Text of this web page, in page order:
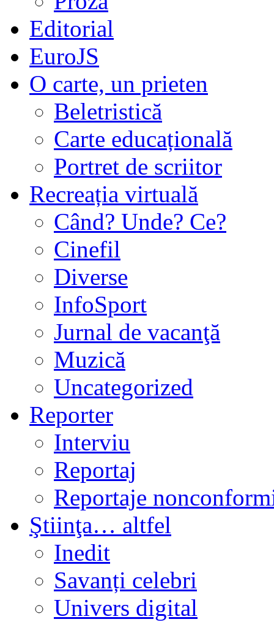
Editorial
EuroJS
O carte, un prieten
Beletristică
Carte educațională
Portret de scriitor
Recreația virtuală
Când? Unde? Ce?
Cinefil
Diverse
InfoSport
Jurnal de vacanţă
Muzică
Uncategorized
Reporter
Interviu
Reportaj
Reportaje
Ştiinţa… altfel
Inedit
Savanți celebri
Univers digital